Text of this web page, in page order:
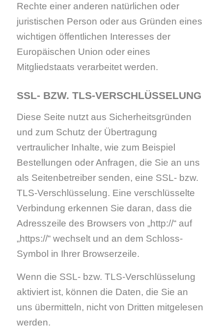
Rechte einer anderen natürlichen oder
juristischen Person oder aus Gründen eines
wichtigen öffentlichen Interesses der
Europäischen Union oder eines
Mitgliedstaats verarbeitet werden.
SSL- BZW. TLS-VERSCHLÜSSELUNG
Diese Seite nutzt aus Sicherheitsgründen
und zum Schutz der Übertragung
vertraulicher Inhalte, wie zum Beispiel
Bestellungen oder Anfragen, die Sie an uns
als Seitenbetreiber senden, eine SSL- bzw.
TLS-Verschlüsselung. Eine verschlüsselte
Verbindung erkennen Sie daran, dass die
Adresszeile des Browsers von „http://“ auf
„https://“ wechselt und an dem Schloss-
Symbol in Ihrer Browserzeile.
Wenn die SSL- bzw. TLS-Verschlüsselung
aktiviert ist, können die Daten, die Sie an
uns übermitteln, nicht von Dritten mitgelesen
werden.